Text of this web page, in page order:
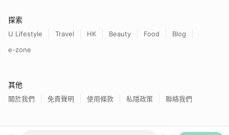
探索
U Lifestyle Travel HK Beauty Food
Blog
e-zone
其他
關於我們 免責聲明 使用條款 私隱政策 聯絡我們